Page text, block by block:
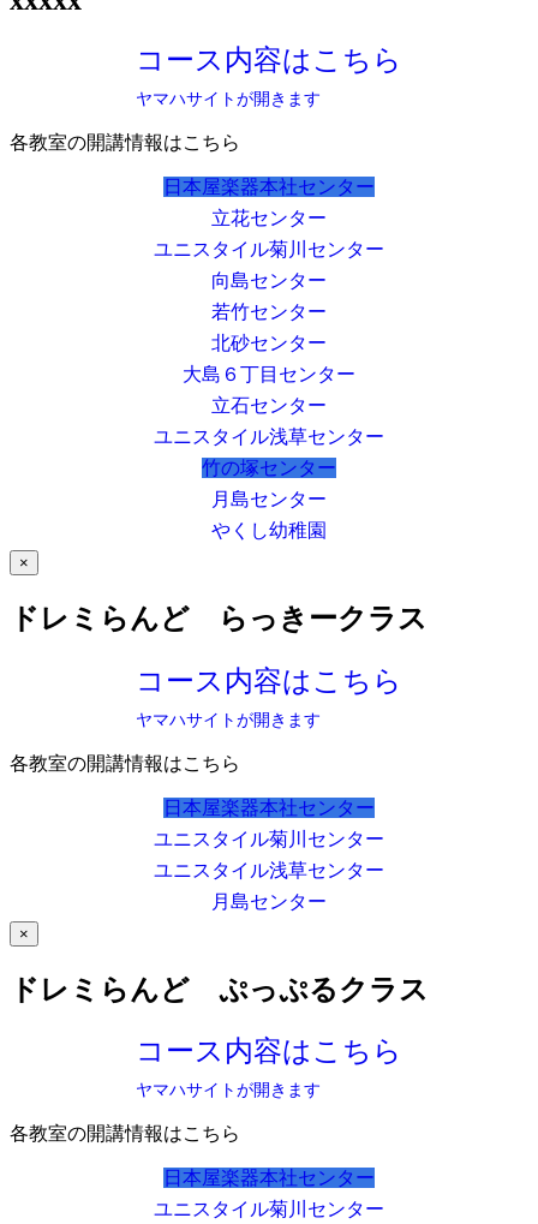
コース内容はこちら
ヤマハサイトが開きます
各教室の開講情報はこちら
日本屋楽器本社センター
立花センター
ユニスタイル菊川センター
向島センター
若竹センター
北砂センター
大島６丁目センター
立石センター
ユニスタイル浅草センター
竹の塚センター
月島センター
やくし幼稚園
×
ドレミらんど らっきークラス
コース内容はこちら
ヤマハサイトが開きます
各教室の開講情報はこちら
日本屋楽器本社センター
ユニスタイル菊川センター
ユニスタイル浅草センター
月島センター
×
ドレミらんど ぷっぷるクラス
コース内容はこちら
ヤマハサイトが開きます
各教室の開講情報はこちら
日本屋楽器本社センター
ユニスタイル菊川センター